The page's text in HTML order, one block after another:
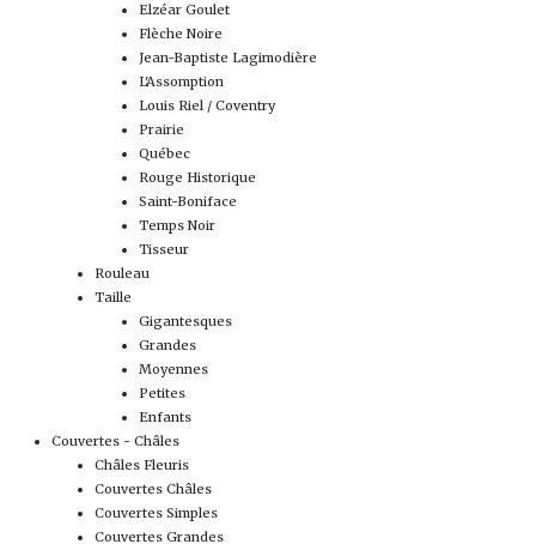
Elzéar Goulet
Flèche Noire
Jean-Baptiste Lagimodière
L'Assomption
Louis Riel / Coventry
Prairie
Québec
Rouge Historique
Saint-Boniface
Temps Noir
Tisseur
Rouleau
Taille
Gigantesques
Grandes
Moyennes
Petites
Enfants
Couvertes - Châles
Châles Fleuris
Couvertes Châles
Couvertes Simples
Couvertes Grandes